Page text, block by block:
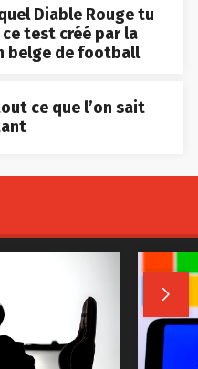
Diable Rouge tu
ce test créé par la
belge de football
ce que l’on sait
